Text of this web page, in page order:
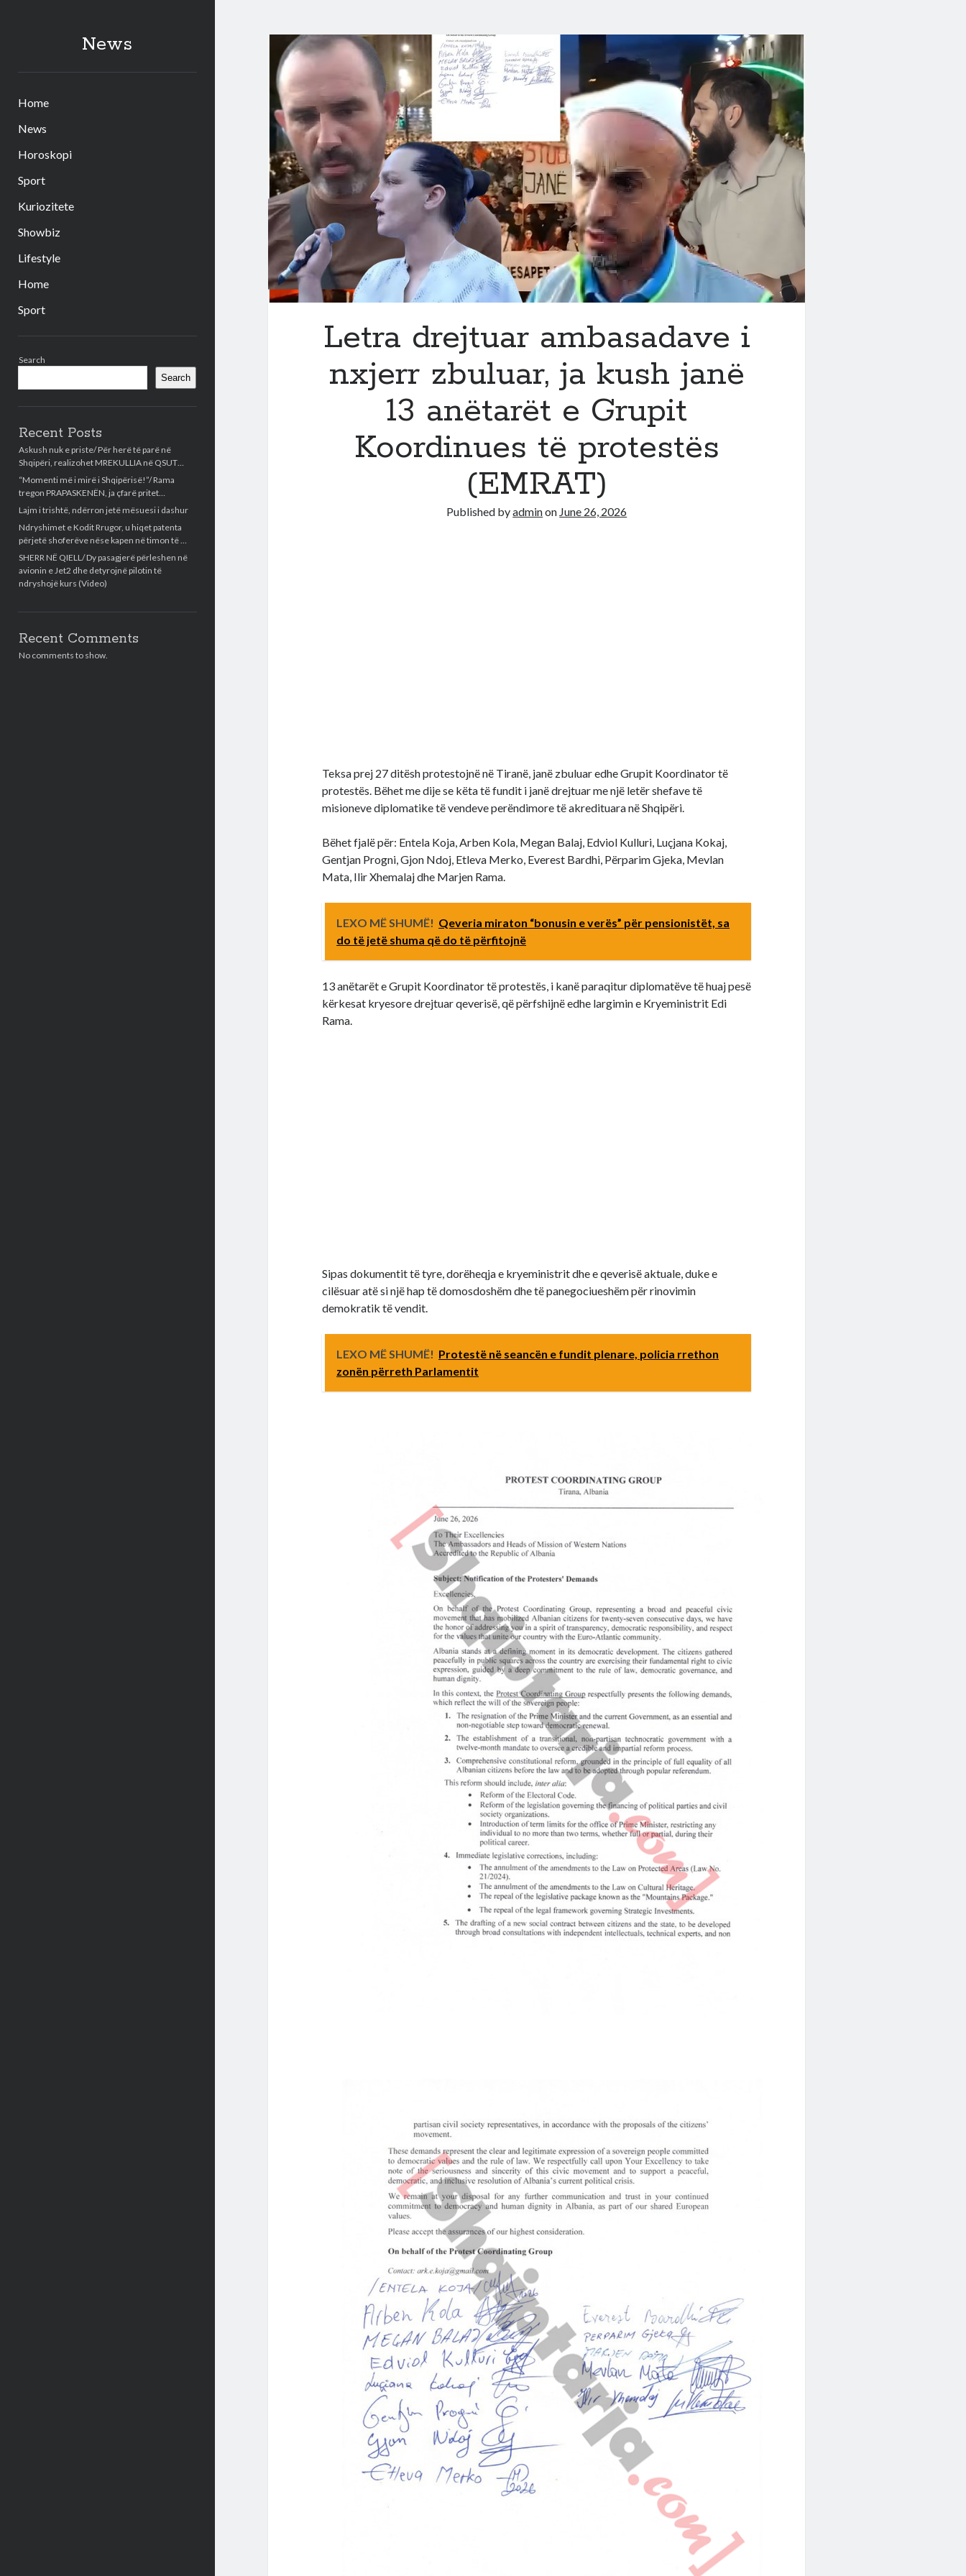
News
Home
News
Horoskopi
Sport
Kuriozitete
Showbiz
Lifestyle
Home
Sport
Search
Search
Recent Posts
Askush nuk e priste/ Për herë të parë në
Shqipëri, realizohet MREKULLIA në QSUT…
“Momenti më i mirë i Shqipërisë!”/ Rama
tregon PRAPASKENËN, ja çfarë pritet…
Lajm i trishtë, ndërron jetë mësuesi i dashur
Ndryshimet e Kodit Rrugor, u hiqet patenta
përjetë shoferëve nëse kapen në timon të …
SHERR NË QIELL/ Dy pasagjerë përleshen në
avionin e Jet2 dhe detyrojnë pilotin të
ndryshojë kurs (Video)
Recent Comments
No comments to show.
Letra drejtuar ambasadave i
nxjerr zbuluar, ja kush janë
13 anëtarët e Grupit
Koordinues të protestës
(EMRAT)
Published byadminon June 26, 2026
Teksa prej 27 ditësh protestojnë në Tiranë, janë zbuluar edhe Grupit Koordinator të
protestës. Bëhet me dije se këta të fundit i janë drejtuar me një letër shefave të
misioneve diplomatike të vendeve perëndimore të akredituara në Shqipëri.
Bëhet fjalë për: Entela Koja, Arben Kola, Megan Balaj, Edviol Kulluri, Luçjana Kokaj,
Gentjan Progni, Gjon Ndoj, Etleva Merko, Everest Bardhi, Përparim Gjeka, Mevlan
Mata, Ilir Xhemalaj dhe Marjen Rama.
LEXO MË SHUMË! Qeveria miraton “bonusin e verës” për pensionistët, sa
do të jetë shuma që do të përfitojnë
13 anëtarët e Grupit Koordinator të protestës, i kanë paraqitur diplomatëve të huaj pesë
kërkesat kryesore drejtuar qeverisë, që përfshijnë edhe largimin e Kryeministrit Edi
Rama.
Sipas dokumentit të tyre, dorëheqja e kryeministrit dhe e qeverisë aktuale, duke e
cilësuar atë si një hap të domosdoshëm dhe të panegociueshëm për rinovimin
demokratik të vendit.
LEXO MË SHUMË! Protestë në seancën e fundit plenare, policia rrethon
zonën përreth Parlamentit